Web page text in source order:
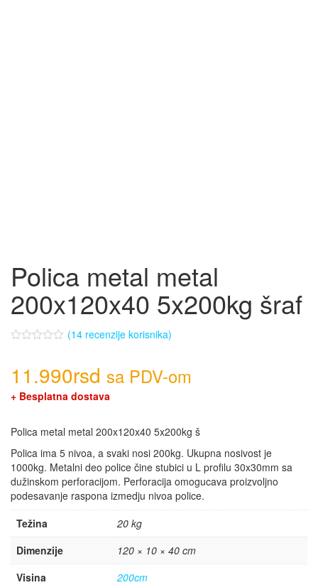
Polica metal metal
200x120x40 5x200kg šraf
(14recenzije korisnika)
11.990rsd sa PDV-om
+ Besplatna dostava
Polica metal metal 200x120x40 5x200kg š
Polica ima 5 nivoa, a svaki nosi 200kg. Ukupna nosivost je
1000kg. Metalni deo police čine stubici u L profilu 30x30mm sa
dužinskom perforacijom. Perforacija omogucava proizvoljno
podesavanje raspona izmedju nivoa police.
Težina
20 kg
Dimenzije
120 × 10 × 40 cm
Visina
200cm